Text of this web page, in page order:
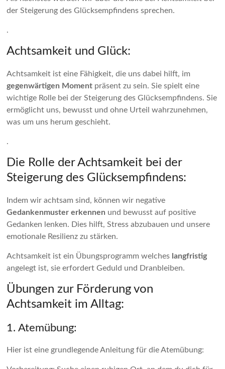
der Steigerung des Glücksempfindens sprechen.
.
Achtsamkeit und Glück:
Achtsamkeit ist eine Fähigkeit, die uns dabei hilft, im
gegenwärtigen Moment präsent zu sein. Sie spielt eine
wichtige Rolle bei der Steigerung des Glücksempfindens. Sie
ermöglicht uns, bewusst und ohne Urteil wahrzunehmen,
was um uns herum geschieht.
.
Die Rolle der Achtsamkeit bei der
Steigerung des Glücksempfindens:
Indem wir achtsam sind, können wir negative
Gedankenmuster erkennen und bewusst auf positive
Gedanken lenken. Dies hilft, Stress abzubauen und unsere
emotionale Resilienz zu stärken.
Achtsamkeit ist ein Übungsprogramm welches langfristig
angelegt ist, sie erfordert Geduld und Dranbleiben.
Übungen zur Förderung von
Achtsamkeit im Alltag:
1. Atemübung:
Hier ist eine grundlegende Anleitung für die Atemübung: